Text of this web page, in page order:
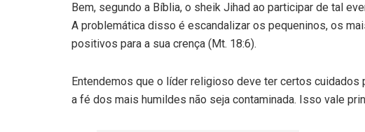
Bem, segundo a Bíblia, o sheik Jihad ao participar de tal
A problemática disso é escandalizar os pequeninos, os
positivos para a sua crença (Mt. 18:6).
Entendemos que o líder religioso deve ter certos
a fé dos mais humildes não seja contaminada. Isso vale